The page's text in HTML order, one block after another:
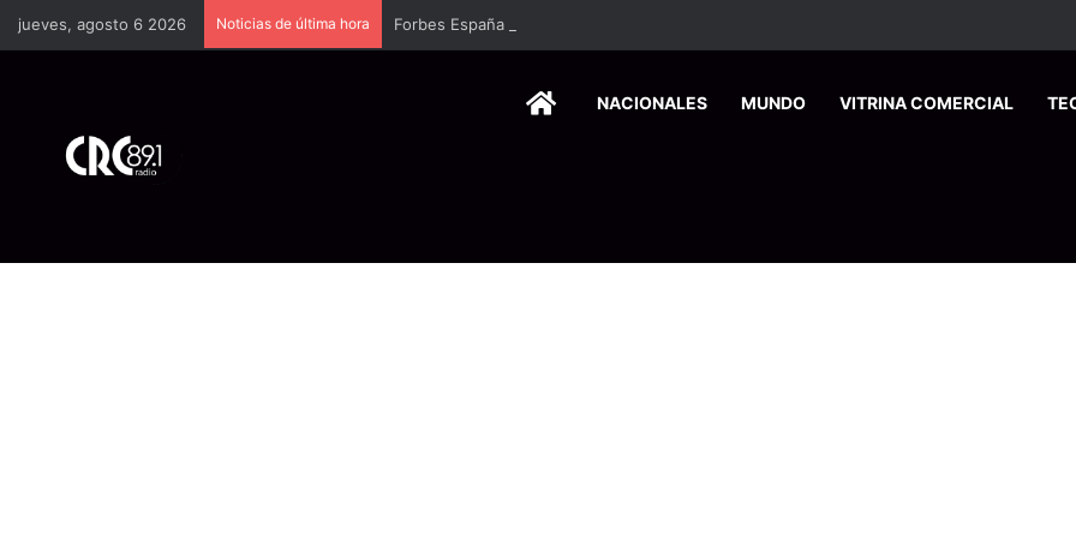
jueves, agosto 6 2026 Noticias de última hora Forbes España dedica edición especial a Costa Rica para promover el turismo europeo
HOMENACIONALES MUNDO VITRINA COMERCIAL